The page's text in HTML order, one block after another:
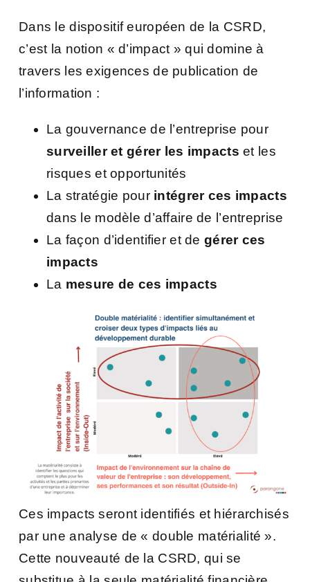
Dans le dispositif européen de la CSRD,
c’est la notion « d’impact » qui domine à
travers les exigences de publication de
l’information :
La gouvernance de l’entreprise pour
surveiller et gérer les impacts et les
risques et opportunités
La stratégie pour intégrer ces impacts
dans le modèle d’affaire de l’entreprise
La façon d’identifier et de gérer ces
impacts
La mesure de ces impacts
Ces impacts seront identifiés et hiérarchisés
par une analyse de « double matérialité ».
Cette nouveauté de la CSRD, qui se